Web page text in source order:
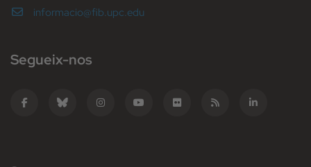
informacio@fib.upc.edu
Segueix-nos